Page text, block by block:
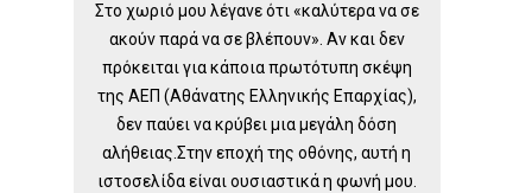
Στο χωριό μου λέγανε ότι «καλύτερα να σε
ακούν παρά να σε βλέπουν». Αν και δεν
πρόκειται για κάποια πρωτότυπη σκέψη
της ΑΕΠ (Αθάνατης Ελληνικής Επαρχίας),
δεν παύει να κρύβει μια μεγάλη δόση
αλήθειας.Στην εποχή της οθόνης, αυτή η
ιστοσελίδα είναι ουσιαστικά η φωνή μου.